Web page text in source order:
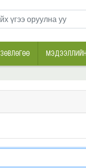
ЗӨВЛӨГӨӨ